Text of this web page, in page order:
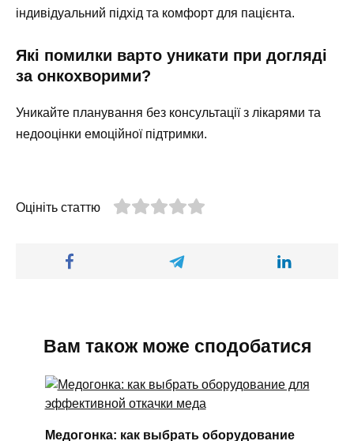
індивідуальний підхід та комфорт для пацієнта.
Які помилки варто уникати при догляді
за онкохворими?
Уникайте планування без консультації з лікарями та
недооцінки емоційної підтримки.
Оцініть статтю
Вам також може сподобатися
Медогонка: как выбрать оборудование